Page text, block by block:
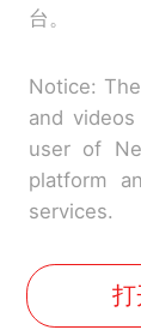
台。
Notice:
and
user of
platform
services.